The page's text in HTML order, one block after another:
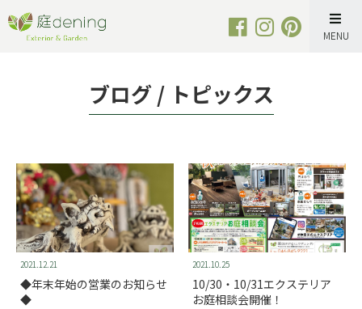
Skip
to
ブログ / トピックス
2021.12.21
◆年末年始の営業のお知らせ
◆
2021.10.25
10/30・10/31エクステリア
お庭相談会開催！